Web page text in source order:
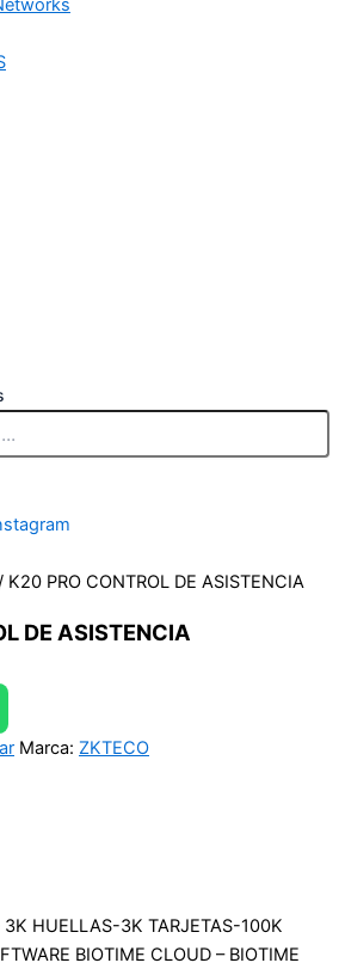
K20 PRO CONTROL DE ASISTENCIA
DE ASISTENCIA
Marca: ZKTECO
HUELLAS-3K TARJETAS-100K
BIOTIME CLOUD – BIOTIME